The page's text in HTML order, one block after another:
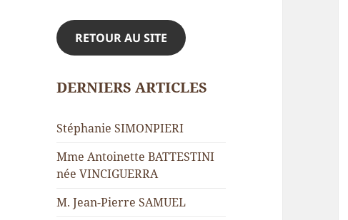
RETOUR AU SITE
DERNIERS ARTICLES
Stéphanie SIMONPIERI
Mme Antoinette BATTESTINI
née VINCIGUERRA
M. Jean-Pierre SAMUEL